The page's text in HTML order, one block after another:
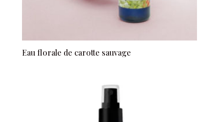
Eau florale de carotte sauvage